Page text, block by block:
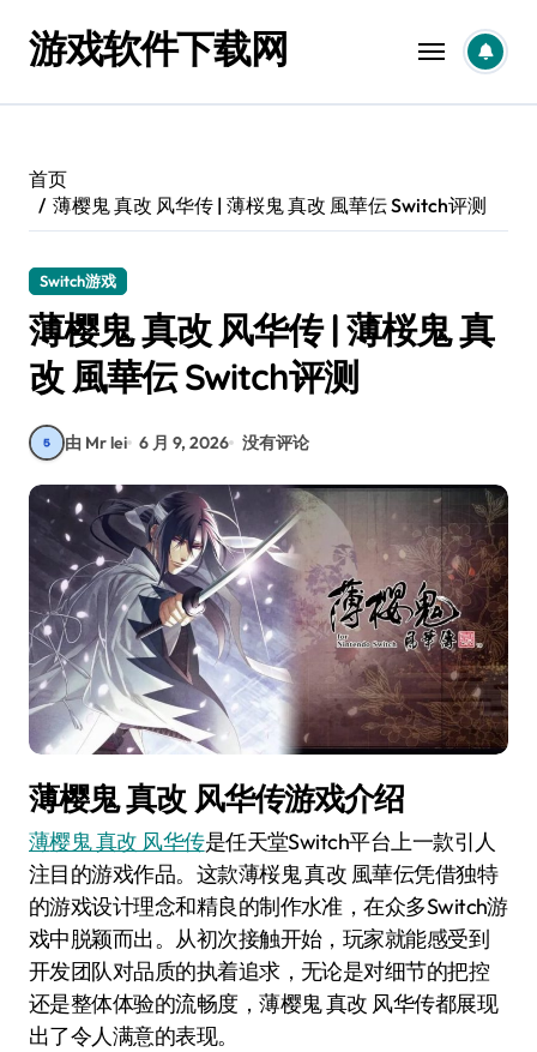
游戏软件下载网
首页
薄樱鬼 真改 风华传 | 薄桜鬼 真改 風華伝 Switch评测
Switch游戏
薄樱鬼 真改 风华传 | 薄桜鬼 真
改 風華伝 Switch评测
由 Mr lei 6 月 9, 2026 没有评论
薄樱鬼 真改 风华传游戏介绍
薄樱鬼 真改 风华传是任天堂Switch平台上一款引人
注目的游戏作品。这款薄桜鬼 真改 風華伝凭借独特
的游戏设计理念和精良的制作水准，在众多Switch游
戏中脱颖而出。从初次接触开始，玩家就能感受到
开发团队对品质的执着追求，无论是对细节的把控
还是整体体验的流畅度，薄樱鬼 真改 风华传都展现
出了令人满意的表现。